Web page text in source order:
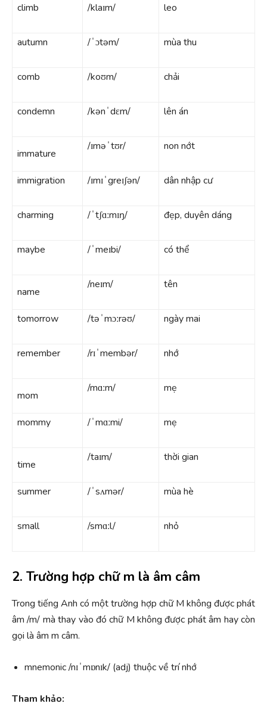
climb /klaɪm/ leo
autumn /ˈɔtəm/ mùa thu
comb /koʊm/ chải
condemn /kənˈdɛm/ lên án
immature
/ɪməˈtʊr/ non nớt
immigration /ɪmɪˈgreɪʃən/ dân nhập cư
charming /ˈtʃɑːmɪŋ/ đẹp, duyên dáng
maybe /ˈmeɪbi/ có thể
name
/neɪm/ tên
tomorrow /təˈmɔːrəʊ/ ngày mai
remember /rɪˈmembər/ nhớ
mom
/mɑːm/ mẹ
mommy /ˈmɑːmi/ mẹ
time
/taɪm/ thời gian
summer /ˈsʌmər/ mùa hè
small /smɑːl/ nhỏ
2. Trường hợp chữ m là âm câm
Trong tiếng Anh có một trường hợp chữ M không được phát
âm /m/ mà thay vào đó chữ M không được phát âm hay còn
gọi là âm m câm.
mnemonic /nɪˈmɒnɪk/ (adj) thuộc về trí nhớ
Tham khảo: